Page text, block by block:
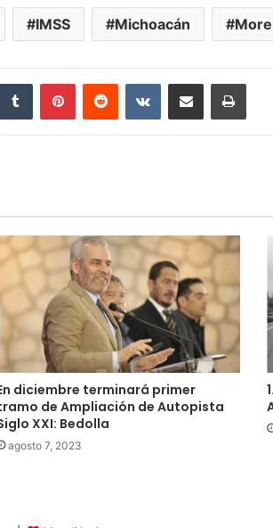
IMSS Michoacán
Tumblr PinterestReddit VKontakteCompartir por correo electrónico
diciembre terminará primer
de Ampliación de Autopista
XXI: Bedolla
agosto 7, 2023